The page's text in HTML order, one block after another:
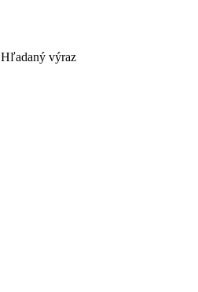
Hľadaný výraz